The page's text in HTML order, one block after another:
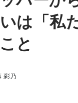
は「私
と
彩乃